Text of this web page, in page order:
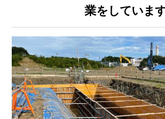
業をしています